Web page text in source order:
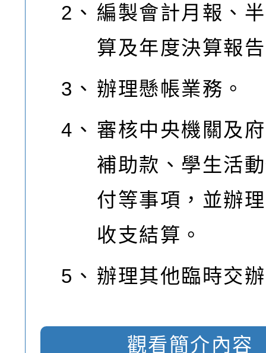
2、 編製會計月報、
算及年度決算報
3、 辦理懸帳業務。
4、 審核中央機關及
補助款、學生活
付等事項，並辦
收支結算。
5、 辦理其他臨時交
觀看簡介內容